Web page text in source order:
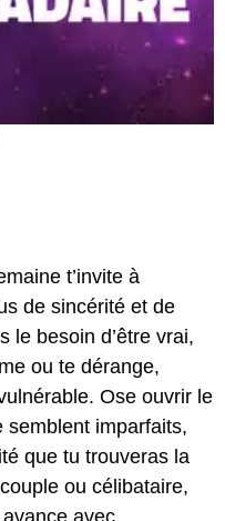
t’invite à
de sincérité et de
le besoin d’être vrai,
ou te dérange,
Ose ouvrir le
semblent imparfaits,
que tu trouveras la
ou célibataire,